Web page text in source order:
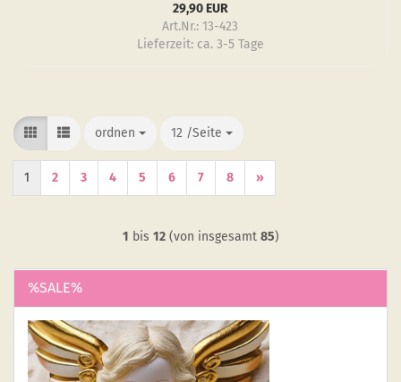
29,90 EUR
Art.Nr.: 13-423
Lieferzeit: ca. 3-5 Tage
ordnen
ordnen 12 /Seite
/Seite
1 2 3 4 5 6 7 8 »
1 bis 12(von insgesamt 85)
%SALE%